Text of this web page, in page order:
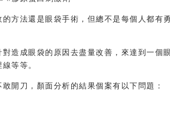
方法還是眼袋手術，但總不是每個人都有
造成眼袋的原因去盡量改善，來達到一個
等等。
開刀，顏面分析的結果個案有以下問題：